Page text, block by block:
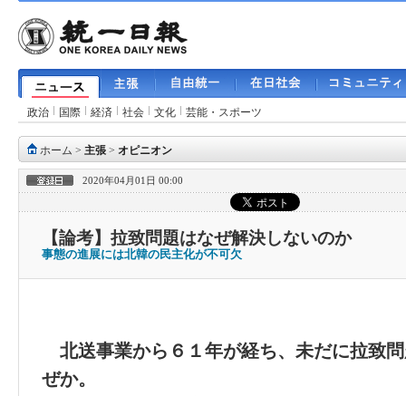
政治 国際 経済 社会 文化 芸能・スポーツ
ホーム > 主張> オピニオン
2020年04月01日 00:00
【論考】拉致問題はなぜ解決しないのか
事態の進展には北韓の民主化が不可欠
北送事業から６１年が経ち、未だに拉致
ぜか。